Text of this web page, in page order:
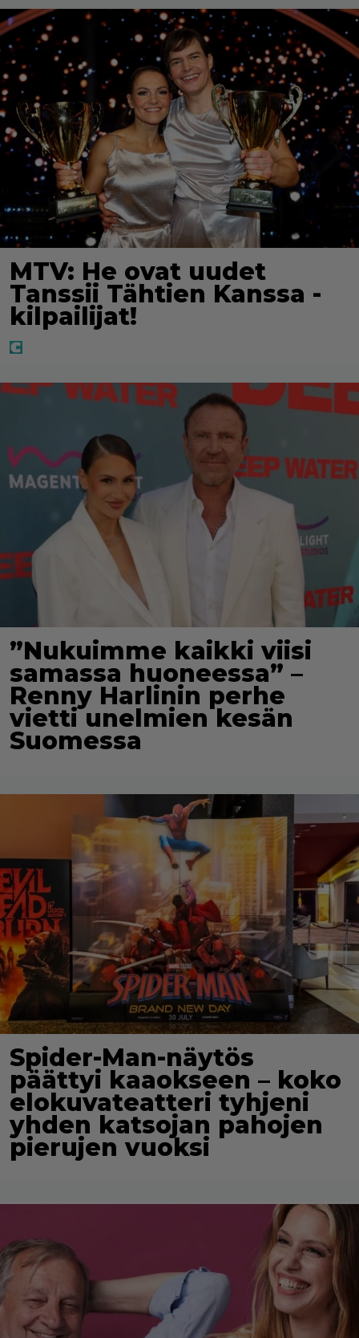
MTV: He ovat uudet
Tanssii Tähtien Kanssa -
kilpailijat!
”Nukuimme kaikki viisi
samassa huoneessa” –
Renny Harlinin perhe
vietti unelmien kesän
Suomessa
Spider-Man-näytös
päättyi kaaokseen – koko
elokuvateatteri tyhjeni
yhden katsojan pahojen
pierujen vuoksi